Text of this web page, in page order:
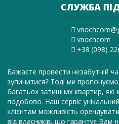
СЛУЖБА
vnochcom
+38 (098)
Бажаєте провести незабутній
зупинитися? Тоді ми
багатьох затишних квартир,
подобово. Наш сервіс
клієнтам можливість
від власників, що гарантує Вам